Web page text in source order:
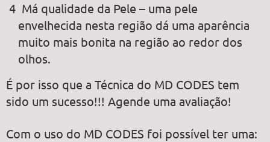
Má qualidade da Pele – uma pele
envelhecida nesta região dá uma aparência
muito mais bonita na região ao redor dos
olhos.
É por isso que a Técnica do MD CODES tem
sido um sucesso!!! Agende uma avaliação!
Com o uso do MD CODES foi possível ter uma: